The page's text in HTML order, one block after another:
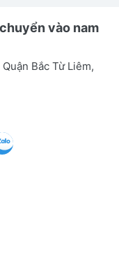
vào nam
Bắc Từ Liêm,